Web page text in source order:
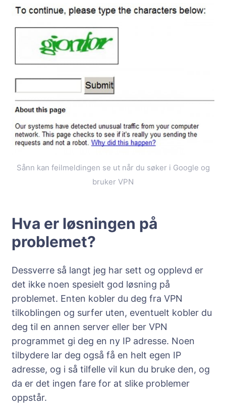
Sånn kan feilmeldingen se ut når du søker i Google og
bruker VPN
Hva er løsningen på
problemet?
Dessverre så langt jeg har sett og opplevd er
det ikke noen spesielt god løsning på
problemet. Enten kobler du deg fra VPN
tilkoblingen og surfer uten, eventuelt kobler du
deg til en annen server eller ber VPN
programmet gi deg en ny IP adresse. Noen
tilbydere lar deg også få en helt egen IP
adresse, og i så tilfelle vil kun du bruke den, og
da er det ingen fare for at slike problemer
oppstår.